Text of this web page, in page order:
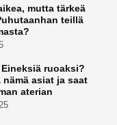
mutta tärkeä
teillä
ruoaksi?
nämä asiat ja saat
aterian